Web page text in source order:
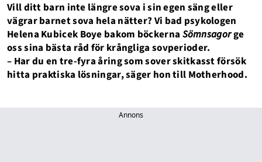
Vill ditt barn inte längre sova i sin egen säng eller
vägrar barnet sova hela nätter? Vi bad psykologen
Helena Kubicek Boye bakom böckerna Sömnsagorge
oss sina bästa råd för krångliga sovperioder.
– Har du en tre-fyra åring som sover skitkasst försök
hitta praktiska lösningar, säger hon till Motherhood.
Annons